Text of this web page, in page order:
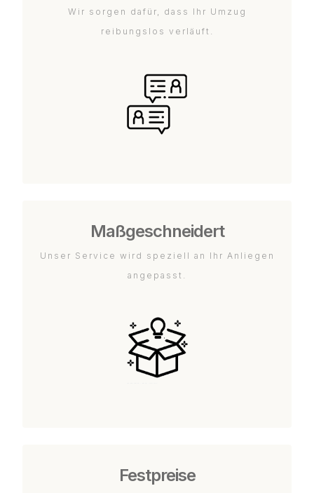
Wir sorgen dafür, dass Ihr Umzug
reibungslos verläuft.
Maßgeschneidert
Unser Service wird speziell an Ihr Anliegen
angepasst.
Festpreise